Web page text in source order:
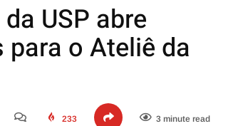
USP abre
o Ateliê da
233 3 minute read